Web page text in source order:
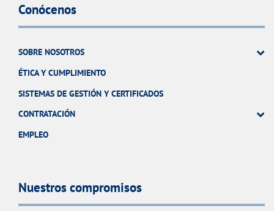
Conócenos
SOBRE NOSOTROS
ÉTICA Y CUMPLIMIENTO
SISTEMAS DE GESTIÓN Y CERTIFICADOS
CONTRATACIÓN
EMPLEO
Nuestros compromisos